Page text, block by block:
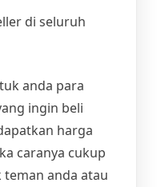
di seluruh
anda para
ingin beli
harga
caranya cukup
teman anda atau